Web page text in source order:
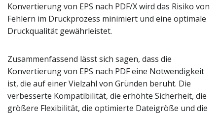
Konvertierung von EPS nach PDF/X wird das Risiko von
Fehlern im Druckprozess minimiert und eine optimale
Druckqualität gewährleistet.
Zusammenfassend lässt sich sagen, dass die
Konvertierung von EPS nach PDF eine Notwendigkeit
ist, die auf einer Vielzahl von Gründen beruht. Die
verbesserte Kompatibilität, die erhöhte Sicherheit, die
größere Flexibilität, die optimierte Dateigröße und die